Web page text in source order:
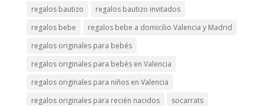
regalos bautizo
regalos bautizo invitados
regalos bebe
regalos bebe a domicilio Valencia y Madrid
regalos originales para bebés
regalos originales para bebés en Valencia
regalos originales para niños en Valencia
regalos originales para recién nacidos
socarrats